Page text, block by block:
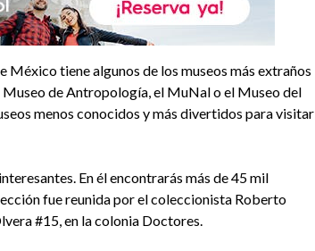
México tiene algunos de los museos más extraños
de Antropología, el MuNal o el Museo del
menos conocidos y más divertidos para visitar
En él encontrarás más de 45 mil
fue reunida por el coleccionista Roberto
#15, en la colonia Doctores.